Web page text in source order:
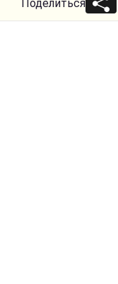
Поделиться